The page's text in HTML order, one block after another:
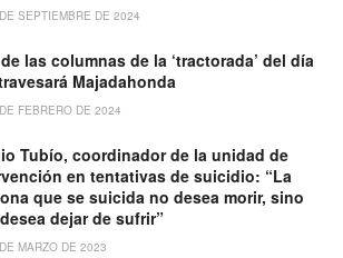
SEPTIEMBRE DE 2024
las columnas de la ‘tractorada’ del día
Majadahonda
FEBRERO DE 2024
Tubío, coordinador de la unidad de
en tentativas de suicidio: “La
que se suicida no desea morir, sino
dejar de sufrir”
MARZO DE 2023